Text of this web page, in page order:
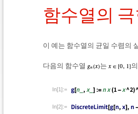
함수열의
이 예는 함수열의 균일 수렴의
다음의 함수열 는
In[1]:=
In[2]:=